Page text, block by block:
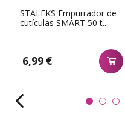
STALEKS Empurrador de
cutículas SMART 50 t...
6,99 €